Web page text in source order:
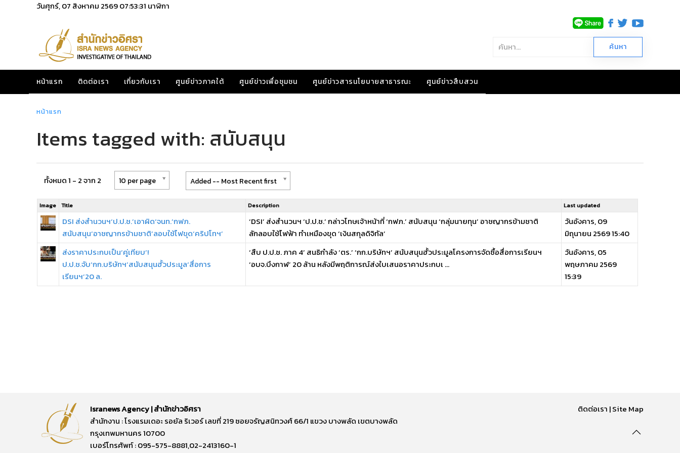
วันศุกร์, 07 สิงหาคม 256907:53:32นาฬิกา
หน้าแรก ติดต่อเรา เกี่ยวกับเรา ศูนย์ข่าวภาคใต้ ศูนย์ข่าวเพื่อชุมชน ศูนย์ข่าวสารนโยบายสาธารณะ ศูนย์ข่าวสืบสวน
หน้าแรก
Items tagged with: สนับสนุน
ทั้งหมด 1 - 2 จาก 2 10 per page Added -- Most Recent first
Image Title Description Last updated
DSI ส่งสำนวนฯ‘ป.ป.ช.’เอาผิด‘จนท.’กฟภ.
สนับสนุน‘อาชญากรข้ามชาติ’ลอบใช้ไฟขุด‘คริปโทฯ’
‘DSI’ ส่งสำนวนฯ ‘ป.ป.ช.’ กล่าวโทษเจ้าหน้าที่ ‘กฟภ.’ สนับสนุน ‘กลุ่มนายทุน’ อาชญากรข้ามชาติ
ลักลอบใช้ไฟฟ้า ทำเหมืองขุด ‘เงินสกุลดิจิทัล’
วันอังคาร, 09
มิถุนายน 2569 15:40
ส่งราคาประกบเป็น‘คู่เทียบ’!
ป.ป.ช.จับ‘กก.บริษัทฯ’สนับสนุนฮั้วประมูล‘สื่อการ
เรียนฯ’20 ล.
‘สืบ ป.ป.ช. ภาค 4’ สนธิกำลัง ‘ตร.’ ‘กก.บริษัทฯ’ สนับสนุนฮั้วประมูลโครงการจัดซื้อสื่อการเรียนฯ
‘อบจ.บึงกาฬ’ 20 ล้าน หลังมีพฤติการณ์ส่งใบเสนอราคาประกบเ ...
วันอังคาร, 05
พฤษภาคม 2569
15:39
Isranews Agency | สำนักข่าวอิศรา
สำนักงาน : โรงแรมเดอะ รอยัล ริเวอร์ เลขที่ 219 ซอยจรัญสนิทวงศ์ 66/1 แขวง บางพลัด เขตบางพลัด
กรุงเทพมหานคร 10700
เบอร์โทรศัพท์ : 095-575-8881,02-2413160-1
ติดต่อเรา |Site Map